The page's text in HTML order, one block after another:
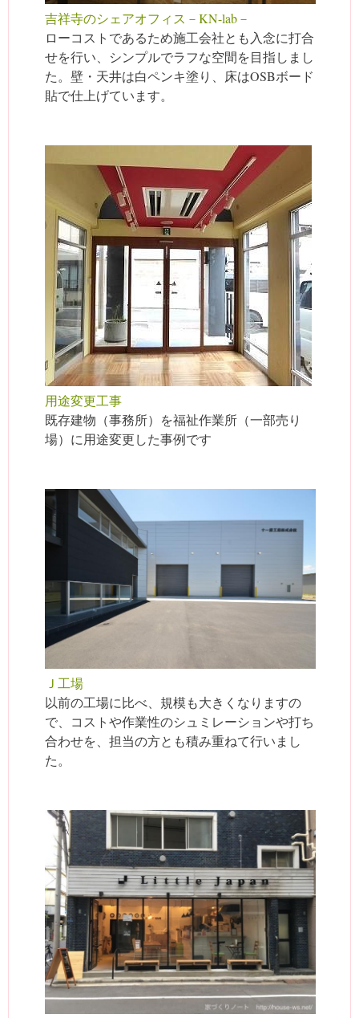
吉祥寺のシェアオフィス－KN-lab－
ローコストであるため施工会社とも入念に打合
せを行い、シンプルでラフな空間を目指しまし
た。壁・天井は白ペンキ塗り、床はOSBボード
貼で仕上げています。
用途変更工事
既存建物（事務所）を福祉作業所（一部売り
場）に用途変更した事例です
Ｊ工場
以前の工場に比べ、規模も大きくなりますの
で、コストや作業性のシュミレーションや打ち
合わせを、担当の方とも積み重ねて行いまし
た。